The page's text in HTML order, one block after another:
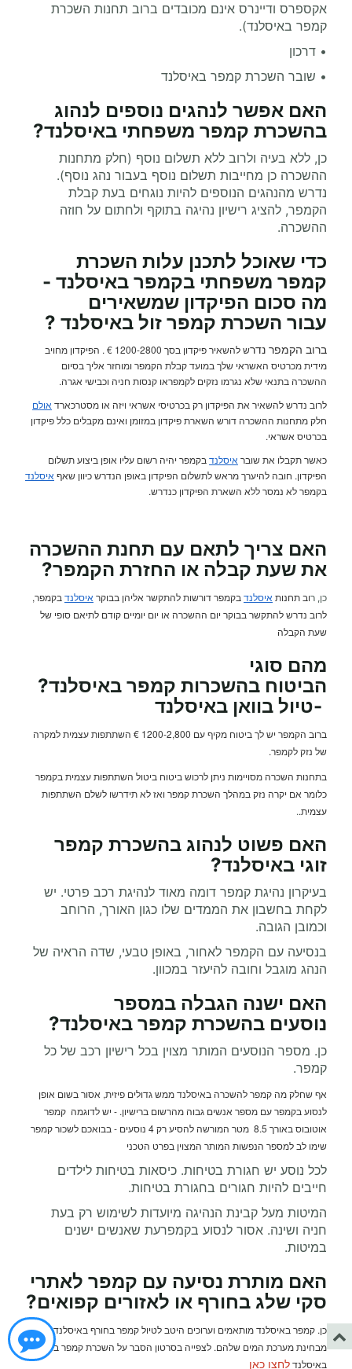
אקספרס ודיינרס אינם מכובדים ברוב תחנות השכרת
קמפר באיסלנד).
• דרכון
• שובר השכרת קמפר באיסלנד
האם אפשר לנהגים נוספים לנהוג
בהשכרת קמפר משפחתי באיסלנד?
כן, ללא בעיה ולרוב ללא תשלום נוסף (חלק מתחנות
ההשכרה כן מחייבות תשלום נוסף בעבור נהג נוסף).
נדרש מהנהגים הנוספים להיות נוגחים בעת קבלת
הקמפר, להציג רישיון נהיגה בתוקף ולחתום על חוזה
ההשכרה.
כדי שאוכל לתכנן עלות השכרת
קמפר משפחתי בקמפר באיסלנד -
מה סכום הפיקדון שמשאירים
עבור השכרת קמפר זול באיסלנד ?
ברוב הקמפר נדר
ש להשאיר פיקדון בסך 1200-2800 € . הפיקדון מחויב
מידית מכרטיס האשראי שלך במועד קבלת הקמפר ומוחזר אליך בסיום
ההשכרה בתנאי שלא נגרמו נזקים לקמפראו קנסות חניה וכבישי אגרה.
לרוב נדרש להשאיר את הפיקדון רק בכרטיסי אשראי ויזה או מסטרכארד אולם
חלק מתחנות ההשכרה דורש השארת פיקדון במזומן ואינם מקבלים כלל פיקדון
בכרטיס אשראי.
כאשר תקבלו את שובר איסלנד בקמפר יהיה רשום עליו אופן ביצוע תשלום
הפיקדון. חובה להיערך מראש לתשלום הפיקדון באופן הנדרש כיוון שאף איסלנד
בקמפר לא נמסר ללא השארת הפיקדון כנדרש.
האם צריך לתאם עם תחנת ההשכרה
את שעת קבלה או החזרת הקמפר?
כן, רוב תחנות איסלנד בקמפר דורשות להתקשר אליהן בבוקר איסלנד בקמפר,
לרוב נדרש להתקשר בבוקר יום ההשכרה או יום יומיים קודם לתיאם סופי של
שעת הקבלה
מהם סוגי
הביטוח בהשכרות קמפר באיסלנד?
-טיול בוואן באיסלנד
ברוב הקמפר יש לך ביטוח מקיף עם 1200-2,800 € השתתפות עצמית למקרה
של נזק לקמפר.
בתחנות השכרה מסויימות ניתן לרכוש ביטוח ביטול השתתפות עצמית בקמפר
כלומר אם יקרה נזק במהלך השכרת קמפר ואז לא תידרשו לשלם השתתפות
עצמית..
האם פשוט לנהוג בהשכרת קמפר
זוגי באיסלנד?
בעיקרון נהיגת קמפר דומה מאוד לנהיגת רכב פרטי. יש
לקחת בחשבון את הממדים שלו כגון האורך, הרוחב
וכמובן הגובה.
בנסיעה עם הקמפר לאחור, באופן טבעי, שדה הראיה של
הנהג מוגבל וחובה להיעזר במכוון.
האם ישנה הגבלה במספר
נוסעים בהשכרת קמפר באיסלנד?
כן. מספר הנוסעים המותר מצוין בכל רישיון רכב של כל
קמפר.
אף שחלק מה קמפר להשכרה באיסלנד ממש גדולים פיזית, אסור בשום אופן
לנסוע בקמפר עם מספר אנשים גבוה מהרשום ברישיון. - יש לדוגמה קמפר
אוטובוס באורך 8.5 מטר המורשה להסיע רק 4 נוסעים - בבואכם לשכור קמפר
שימו לב למספר הנפשות המותר המצוין בפרט הטכני
לכל נוסע יש חגורת בטיחות. כיסאות בטיחות לילדים
חייבים להיות חגורים בחגורת בטיחות.
המיטות מעל קבינת הנהיגה מיועדות לשימוש רק בעת
חניה ושינה. אסור לנסוע בקמפרעת שאנשים ישנים
במיטות.
האם מותרת נסיעה עם קמפר לאתרי
סקי שלג בחורף או לאזורים קפואים?
כן. קמפר באיסלנד מותאמים וערוכים היטב לטיול קמפר בחורף באיסלנד
מבחינת מערכת המים שלהם. לצפייה בסרטון הסבר על השכרת קמפר בחורף
באיסלנדלחצו כאן